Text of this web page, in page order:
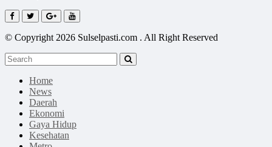
© Copyright 2026 Sulselpasti.com . All Right Reserved
Home
News
Daerah
Ekonomi
Gaya Hidup
Kesehatan